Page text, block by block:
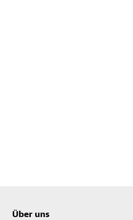
Über uns